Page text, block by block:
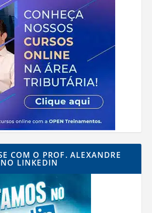
COM O PROF. ALEXANDRE
LINKEDIN